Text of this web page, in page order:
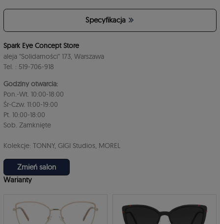
Specyfikacja
Spark Eye Concept Store
aleja "Solidarności" 173, Warszawa
Tel. : 519-706-918
Godziny otwarcia:
Zmień salon
Pon.-Wt. 10:00-18:00
Śr-Czw. 11:00-19:00
Pt. 10:00-18:00
Sob. Zamknięte
Kolekcje: TONNY, GIGI Studios, MOREL
Warianty